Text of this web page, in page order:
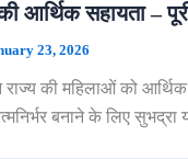
आर्थिक सहायता –
23, 2026
राज्य की महिलाओं को
बनाने के लिए सुभद्रा